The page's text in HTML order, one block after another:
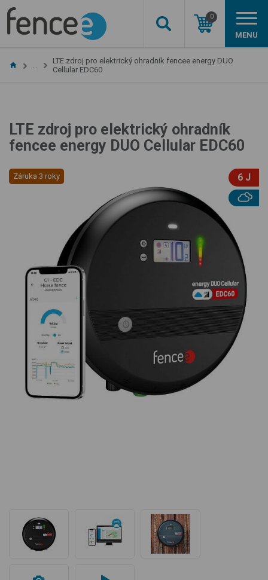
0
MENU
…
LTE zdroj pro elektrický ohradník fencee energy DUO
Cellular EDC60
LTE zdroj pro elektrický ohradník
fencee energy DUO Cellular EDC60
Záruka 3 roky 6 J